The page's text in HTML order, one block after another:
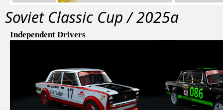
Soviet Classic Cup / 2025a
Independent Drivers